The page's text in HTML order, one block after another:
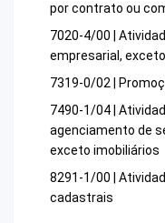
por contrato ou
7020-4/00 |
empresarial,
7319-0/02 |
7490-1/04 |
agenciamento de
exceto imobiliários
8291-1/00 |
cadastrais